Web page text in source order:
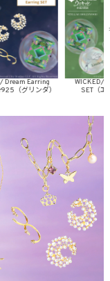
Earring
（グリンダ）
WICKED/
SET（エル